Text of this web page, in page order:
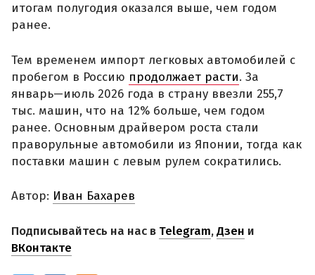
итогам полугодия оказался выше, чем годом
ранее.
Тем временем импорт легковых автомобилей с
пробегом в Россию продолжает расти. За
январь—июль 2026 года в страну ввезли 255,7
тыс. машин, что на 12% больше, чем годом
ранее. Основным драйвером роста стали
праворульные автомобили из Японии, тогда как
поставки машин с левым рулем сократились.
Автор: Иван Бахарев
Подписывайтесь на нас в Telegram,Дзен и
ВКонтакте